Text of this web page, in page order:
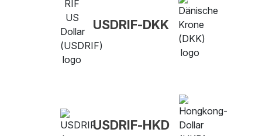
USDRIF-DKK
USDRIF-HKD